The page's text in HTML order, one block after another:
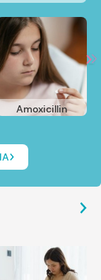
Amoxicillin